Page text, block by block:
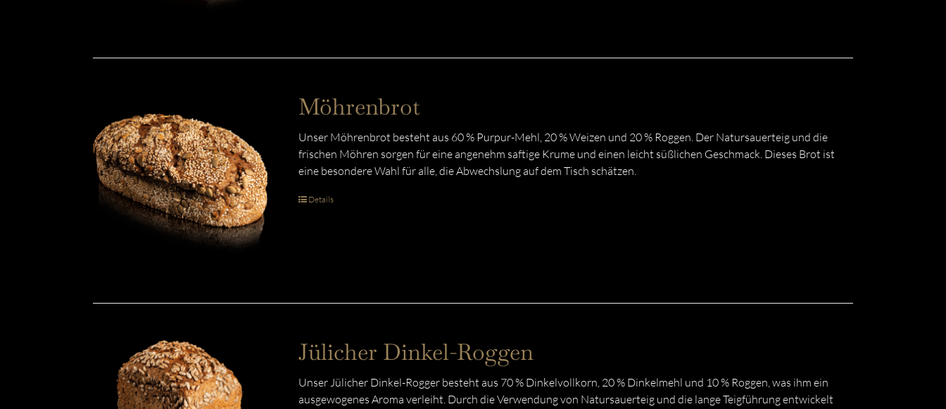
Möhrenbrot
Unser Möhrenbrot besteht aus 60 % Purpur-Mehl, 20 % Weizen und 20 % Roggen. Der Natursauerteig und die
frischen Möhren sorgen für eine angenehm saftige Krume und einen leicht süßlichen Geschmack. Dieses Brot ist
eine besondere Wahl für alle, die Abwechslung auf dem Tisch schätzen.
Details
Jülicher Dinkel-Roggen
Unser Jülicher Dinkel-Rogger besteht aus 70 % Dinkelvollkorn, 20 % Dinkelmehl und 10 % Roggen, was ihm ein
ausgewogenes Aroma verleiht. Durch die Verwendung von Natursauerteig und die lange Teigführung entwickelt